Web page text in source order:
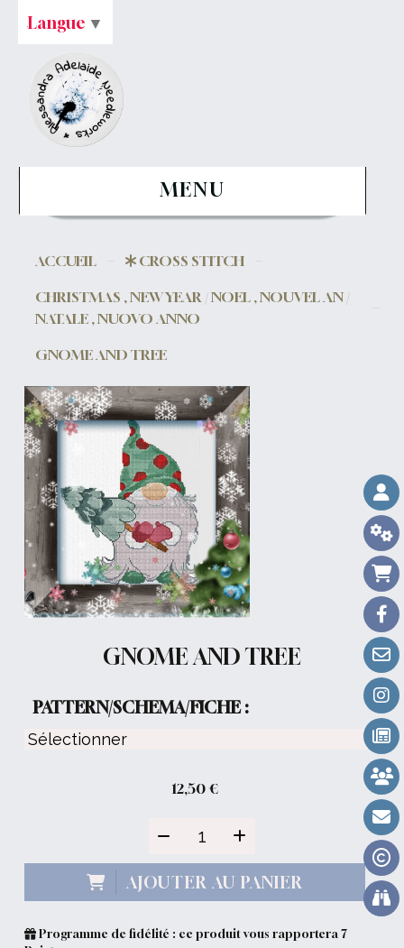
MENU
ACCUEIL
CROSS STITCH
CHRISTMAS , NEW YEAR / NOEL , NOUVEL AN /
NATALE , NUOVO ANNO
GNOME AND TREE
GNOME AND TREE
PATTERN/SCHEMA/FICHE :
12,50 €
AJOUTER AU PANIER
Programme de fidélité : ce produit vous rapportera7
Langue ▼